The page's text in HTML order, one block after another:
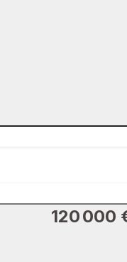
120 000